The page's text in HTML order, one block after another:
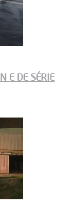
E DE SÉRIE